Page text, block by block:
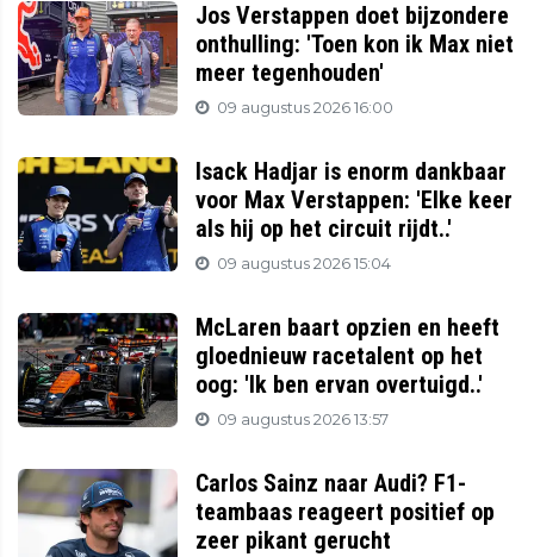
Jos Verstappen doet bijzondere
onthulling: 'Toen kon ik Max niet
meer tegenhouden'
09 augustus 2026 16:00
Isack Hadjar is enorm dankbaar
voor Max Verstappen: 'Elke keer
als hij op het circuit rijdt..'
09 augustus 2026 15:04
McLaren baart opzien en heeft
gloednieuw racetalent op het
oog: 'Ik ben ervan overtuigd..'
09 augustus 2026 13:57
Carlos Sainz naar Audi? F1-
teambaas reageert positief op
zeer pikant gerucht